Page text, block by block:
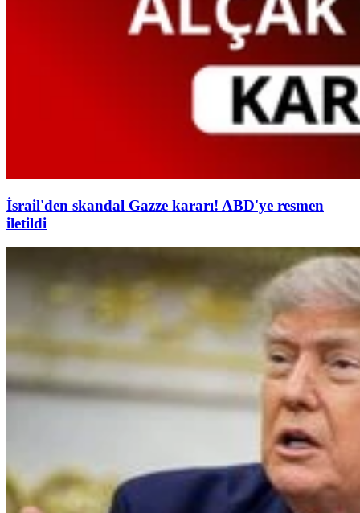
İsrail'den skandal Gazze kararı! ABD'ye resmen
iletildi